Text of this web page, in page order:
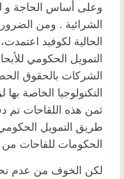
وعلى أساس الحاجة
الشرائية . ومن
الحالية لكوفيد
التمويل الحكومي
الشركات بالحقوق
التكنولوجيا الخاصة
ثمن هذه اللقاحات تم
طريق التمويل الحكومي
الحكومات للقاحات
لكن الخوف من عدم